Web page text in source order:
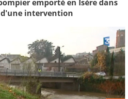
emporté en Isère dans
d'une intervention